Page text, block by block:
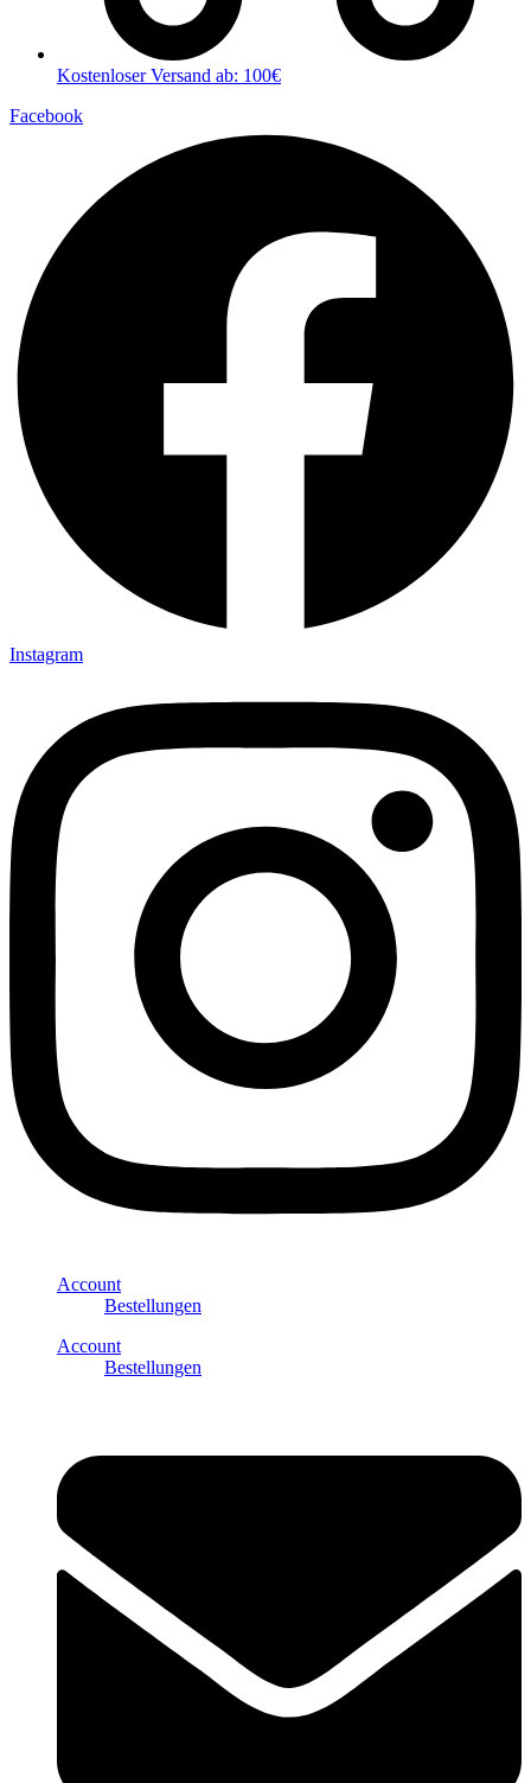
Kostenloser Versand ab: 100€
Facebook
Instagram
Account
Bestellungen
Account
Bestellungen